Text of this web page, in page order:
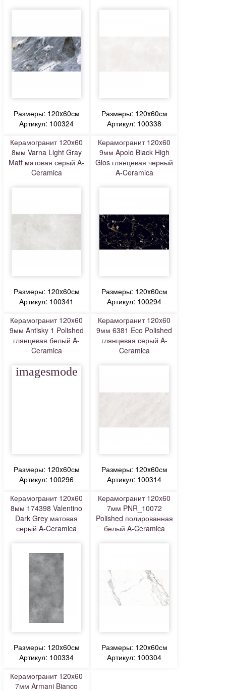
Размеры: 120x60см
Артикул: 100324
Размеры: 120x60см
Артикул: 100338
Керамогранит 120x60
8мм Varna Light Gray
Matt матовая серый A-
Ceramica
Размеры: 120x60см
Артикул: 100341
Керамогранит 120x60
9мм Apolo Black High
Glos глянцевая черный
A-Ceramica
Размеры: 120x60см
Артикул: 100294
Керамогранит 120x60
9мм Antisky 1 Polished
глянцевая белый A-
Ceramica
imagesmode
Размеры: 120x60см
Артикул: 100296
Керамогранит 120x60
9мм 6381 Eco Polished
глянцевая серый A-
Ceramica
Размеры: 120x60см
Артикул: 100314
Керамогранит 120x60
8мм 174398 Valentino
Dark Grey матовая
серый A-Ceramica
Размеры: 120x60см
Артикул: 100334
Керамогранит 120x60
7мм PNR_10072
Polished полированная
белый A-Ceramica
Размеры: 120x60см
Артикул: 100304
Керамогранит 120x60
7мм Armani Bianco